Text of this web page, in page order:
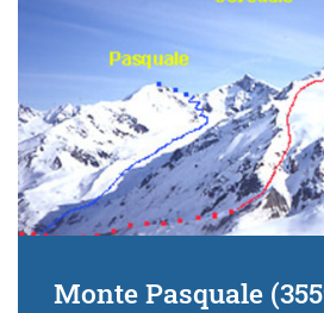
Monte Pasquale